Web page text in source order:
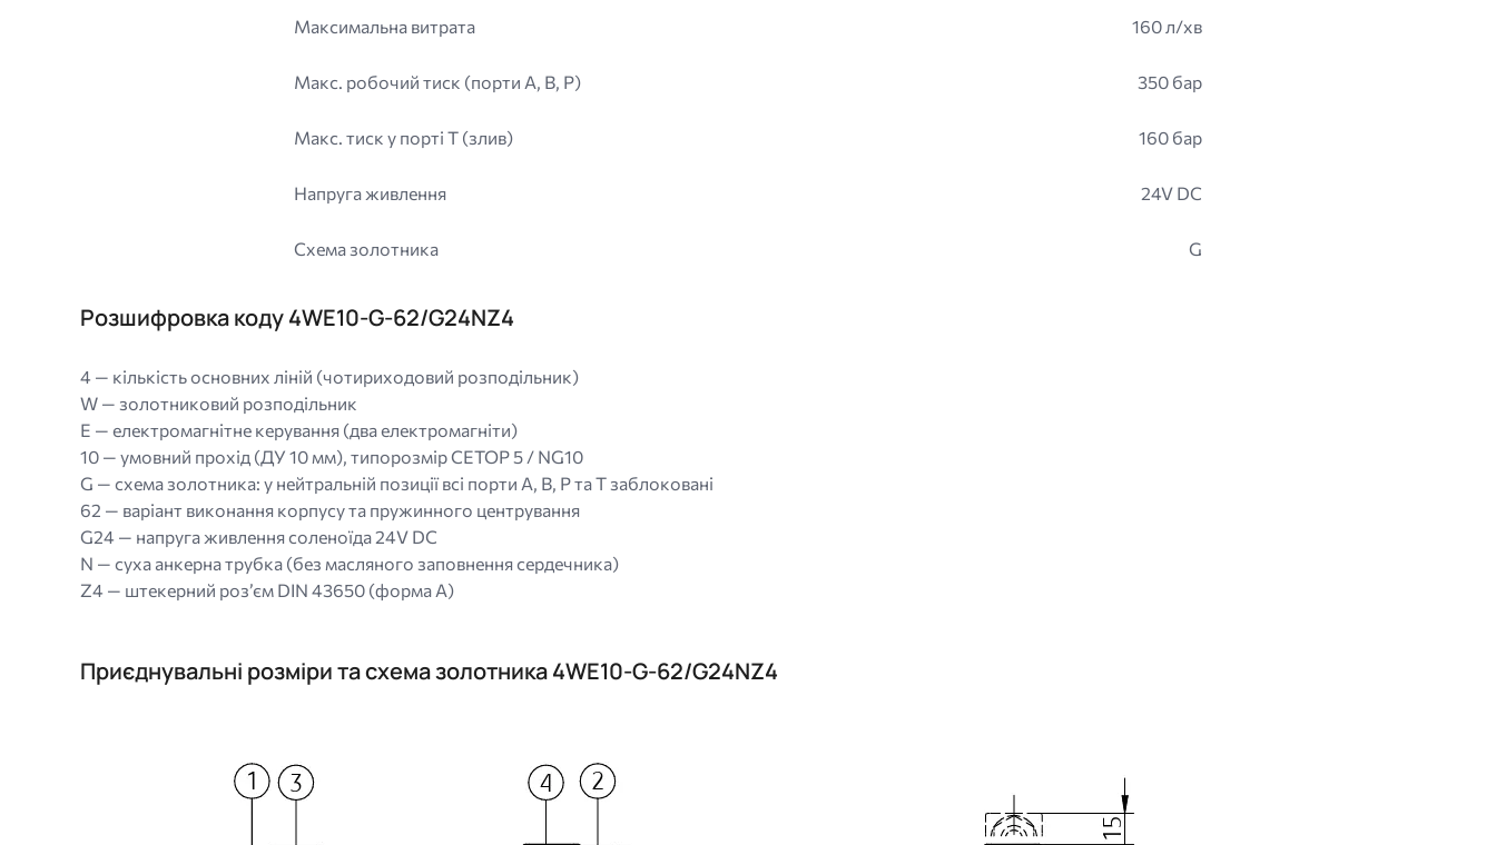
Максимальна витрата 160 л/хв
Макс. робочий тиск (порти A, B, P) 350 бар
Макс. тиск у порті T (злив) 160 бар
Напруга живлення 24V DC
Схема золотника G
Розшифровка коду 4WE10-G-62/G24NZ4
4 — кількість основних ліній (чотириходовий розподільник)
W — золотниковий розподільник
E — електромагнітне керування (два електромагніти)
10 — умовний прохід (ДУ 10 мм), типорозмір CETOP 5 / NG10
G — схема золотника: у нейтральній позиції всі порти A, B, P та T заблоковані
62 — варіант виконання корпусу та пружинного центрування
G24 — напруга живлення соленоїда 24V DC
N — суха анкерна трубка (без масляного заповнення сердечника)
Z4 — штекерний роз’єм DIN 43650 (форма A)
Приєднувальні розміри та схема золотника 4WE10-G-62/G24NZ4